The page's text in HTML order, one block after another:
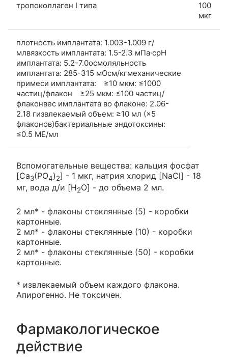
тропоколлаген I типа
100
мкг
плотность имплантата: 1.003-1.009 г/
млвязкость имплантата: 1.5-2.3 мПа·сpH
имплантата: 5.2-7.0осмоляльность
имплантата: 285-315 мОсм/кгмеханические
примеси имплантата: ≥10 мкм: ≤1000
частиц/флакон ≥25 мкм: ≤100 частиц/
флаконвес имплантата во флаконе: 2.06-
2.18 гизвлекаемый объем: ≥10 мл (×5
флаконов)бактериальные эндотоксины:
≤0.5 МЕ/мл
Вспомогательные вещества: кальция фосфат
[Ca3(PO4)2] - 1 мкг, натрия хлорид [NaCl] - 18
мг, вода д/и [H2O] - до объема 2 мл.
2 мл* - флаконы стеклянные (5) - коробки
картонные.
2 мл* - флаконы стеклянные (10) - коробки
картонные.
2 мл* - флаконы стеклянные (50) - коробки
картонные.
* извлекаемый объем каждого флакона.
Апирогенно. Не токсичен.
Фармакологическое
действие